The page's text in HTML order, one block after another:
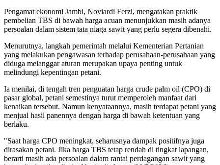
Pengamat ekonomi Jambi, Noviardi Ferzi, mengatakan praktik
pembelian TBS di bawah harga acuan menunjukkan masih adanya
persoalan dalam sistem tata niaga sawit yang perlu segera dibenahi.
Menurutnya, langkah pemerintah melalui Kementerian Pertanian
yang melakukan pengawasan terhadap perusahaan-perusahaan yang
diduga melanggar aturan merupakan upaya penting untuk
melindungi kepentingan petani.
Ia menilai, di tengah tren penguatan harga crude palm oil (CPO) di
pasar global, petani semestinya turut memperoleh manfaat dari
kenaikan tersebut. Namun kenyataannya, masih terdapat petani yang
menjual hasil panennya dengan harga di bawah ketentuan yang
berlaku.
"Saat harga CPO meningkat, seharusnya dampak positifnya juga
dirasakan petani. Jika harga TBS tetap rendah di tingkat lapangan,
berarti masih ada persoalan dalam rantai perdagangan sawit yang